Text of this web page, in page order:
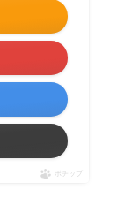
ポチップ